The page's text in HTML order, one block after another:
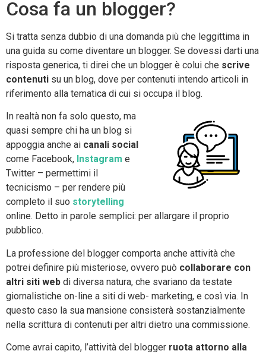
Cosa fa un blogger?
Si tratta senza dubbio di una domanda più che leggittima in
una guida su come diventare un blogger. Se dovessi darti una
risposta generica, ti direi che un blogger è colui che scrive
contenuti su un blog, dove per contenuti intendo articoli in
riferimento alla tematica di cui si occupa il blog.
In realtà non fa solo questo, ma
quasi sempre chi ha un blog si
appoggia anche ai canali social
come Facebook, Instagram e
Twitter – permettimi il
tecnicismo – per rendere più
completo il suo storytelling
online. Detto in parole semplici: per allargare il proprio
pubblico.
La professione del blogger comporta anche attività che
potrei definire più misteriose, ovvero può collaborare con
altri siti web di diversa natura, che svariano da testate
giornalistiche on-line a siti di web- marketing, e così via. In
questo caso la sua mansione consisterà sostanzialmente
nella scrittura di contenuti per altri dietro una commissione.
Come avrai capito, l’attività del blogger ruota attorno alla